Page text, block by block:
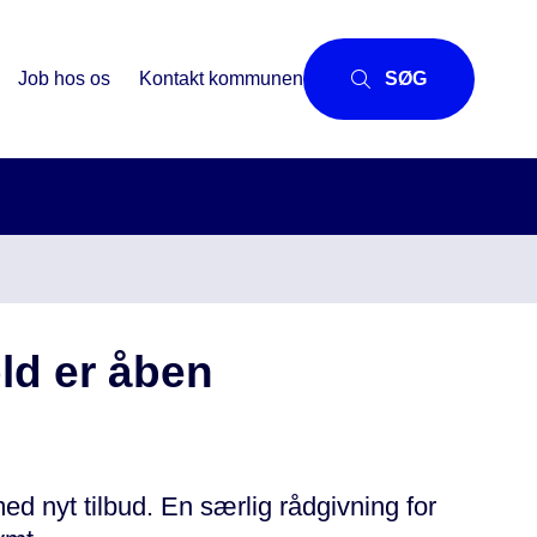
Job hos os Kontakt kommunen SØG
er åben
nyt tilbud. En særlig rådgivning for